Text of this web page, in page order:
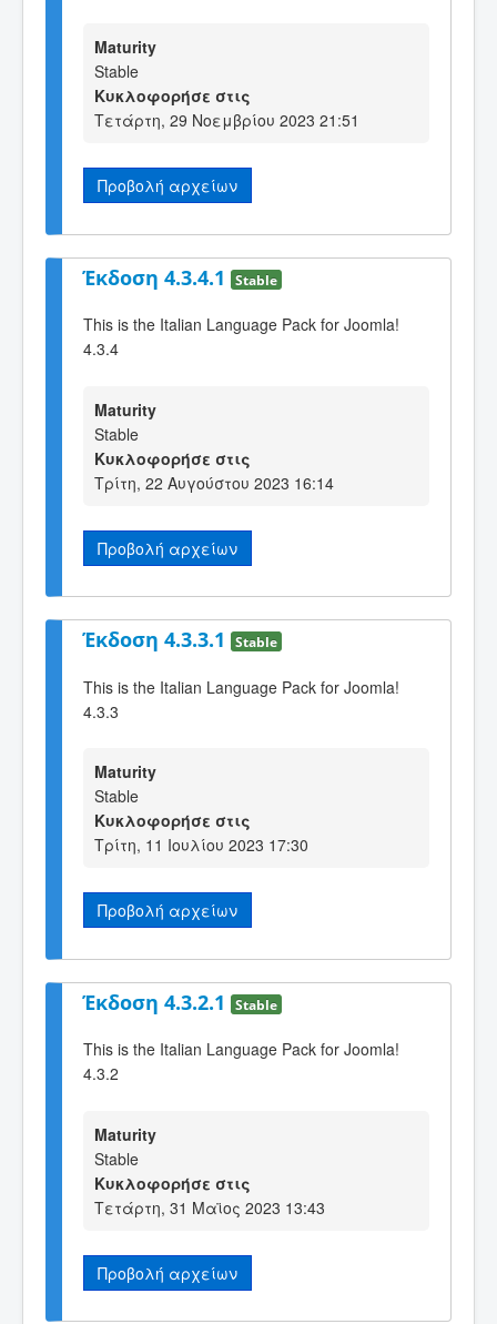
Maturity
Stable
Κυκλοφορήσε στις
Τετάρτη, 29 Νοεμβρίου 2023 21:51
Προβολή αρχείων
Έκδοση 4.3.4.1 Stable
This is the Italian Language Pack for Joomla!
4.3.4
Maturity
Stable
Κυκλοφορήσε στις
Τρίτη, 22 Αυγούστου 2023 16:14
Προβολή αρχείων
Έκδοση 4.3.3.1 Stable
This is the Italian Language Pack for Joomla!
4.3.3
Maturity
Stable
Κυκλοφορήσε στις
Τρίτη, 11 Ιουλίου 2023 17:30
Προβολή αρχείων
Έκδοση 4.3.2.1 Stable
This is the Italian Language Pack for Joomla!
4.3.2
Maturity
Stable
Κυκλοφορήσε στις
Τετάρτη, 31 Μαϊος 2023 13:43
Προβολή αρχείων